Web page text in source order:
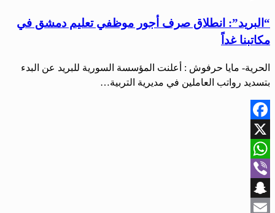
“البريد”: انطلاق صرف أجور موظفي تعليم دمشق في
مكاتبنا غداً
الحرية- مايا حرفوش : أعلنت المؤسسة السورية للبريد عن البدء
بتسديد رواتب العاملين في مديرية التربية…
Facebook
X
WhatsApp
Viber
Snapchat